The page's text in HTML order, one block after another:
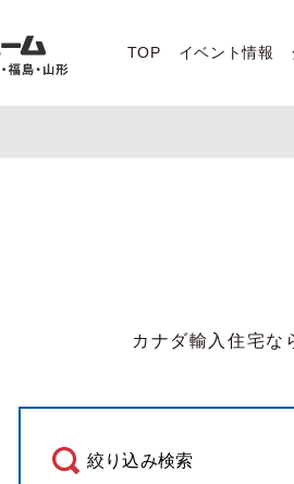
TOP イベント情報
カナダ輸入住宅な
絞り込み検索